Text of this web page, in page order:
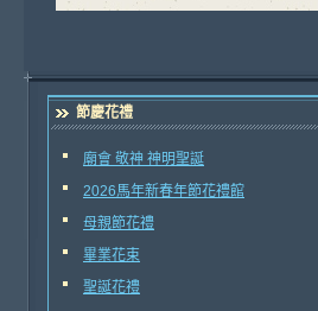
節慶花禮
廟會 敬神 神明聖誕
2026馬年新春年節花禮館
母親節花禮
畢業花束
聖誕花禮